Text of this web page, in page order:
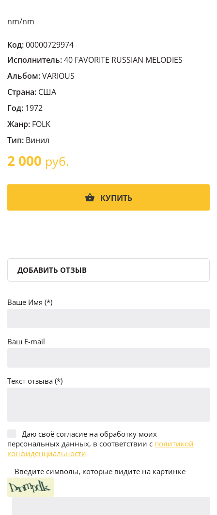
nm/nm
Код:00000729974
Исполнитель:40 FAVORITE RUSSIAN MELODIES
Альбом:VARIOUS
Страна: США
Год: 1972
Жанр: FOLK
Тип: Винил
2 000 руб.
КУПИТЬ
ДОБАВИТЬ ОТЗЫВ
Ваше Имя (*)
Ваш E-mail
Текст отзыва (*)
Даю своё согласие на обработку моих
персональных данных, в соответствии с политикой
конфиденциальности
Введите символы, которые видите на картинке